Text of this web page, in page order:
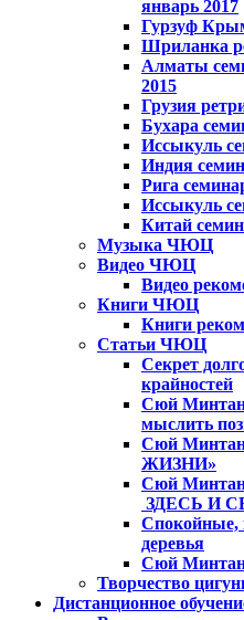
январь 2017
Гурзуф
Шриланка
Алматы
2015
Грузия
Бухара
Иссыкуль
Индия
Рига
Иссыкуль
Китай
Музыка ЧЮЦ
Видео ЧЮЦ
Видео
Книги ЧЮЦ
Книги
Статьи ЧЮЦ
Секрет
крайностей
Сюй Минтан.
мыслить
Сюй
ЖИЗНИ»
Сюй
ЗДЕСЬ И
Спокойные,
деревья
Сюй
Творчество
Дистанционное